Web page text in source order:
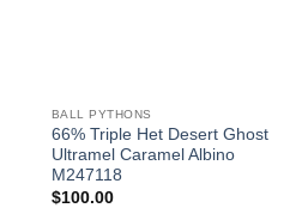
BALL PYTHONS
66% Triple Het Desert Ghost
Ultramel Caramel Albino
M247118
$100.00